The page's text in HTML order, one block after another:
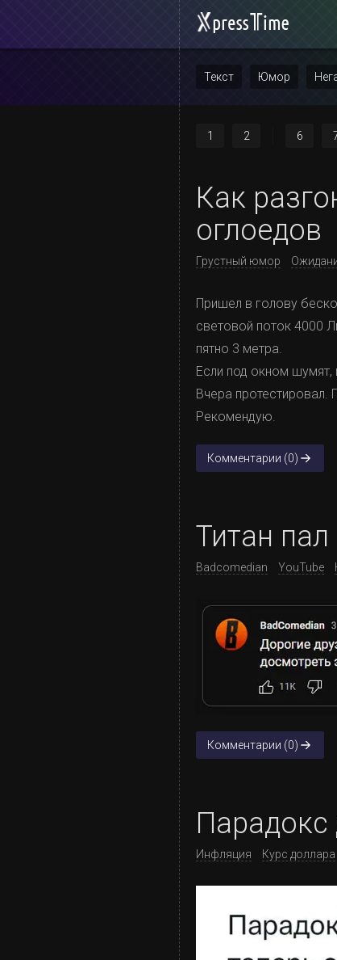
Текст Юмор
1
2 6
Как
оглоедов
Грустный юмор
Пришел в голову
световой поток 4000
пятно 3 метра.
Если под окном
Вчера протестировал.
Рекомендую.
Комментарии (0)
Титан пал
Badcomedian YouTube
Комментарии (0)
Парадокс
Инфляция Курс доллара